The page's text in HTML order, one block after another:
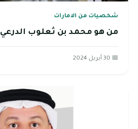
شخصيات من الامارات
من هو محمد بن ثعلوب الدرعي
📅 30 أبريل 2024